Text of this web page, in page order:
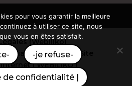
(Webiliko)
Plan du Site
Internet | WEBILIKO |
842 Concept
pour vous garantir la meilleure
à utiliser ce site, nous
vous en êtes satisfait.
-je refuse-
de confidentialité |